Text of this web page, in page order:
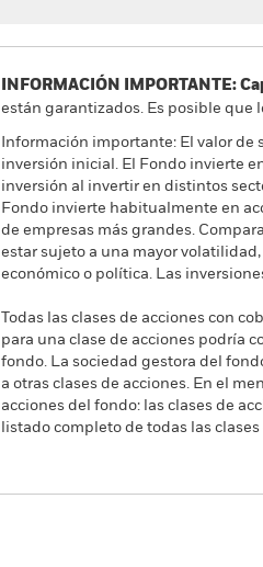
INFORMACIÓN IMPORTANTE:
están garantizados. Es posible
Información importante: El valor
inversión inicial. El Fondo invierte
inversión al invertir en distintos
Fondo invierte habitualmente en
de empresas más grandes.
estar sujeto a una mayor
económico o política. Las
Todas las clases de acciones con
para una clase de acciones podría
fondo. La sociedad gestora del
a otras clases de acciones. En el
acciones del fondo: las clases de
listado completo de todas las